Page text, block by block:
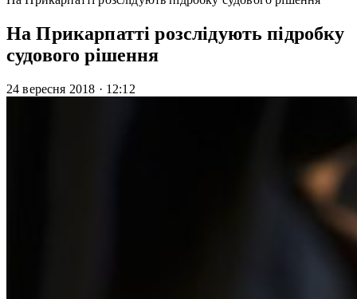
На Прикарпатті розслідують підробку
судового рішення
24 вересня 2018 · 12:12